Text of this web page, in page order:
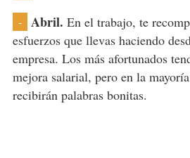
- Abril. En el trabajo, te
esfuerzos que llevas haciendo
empresa. Los más afortunados
mejora salarial, pero en la
recibirán palabras bonitas.